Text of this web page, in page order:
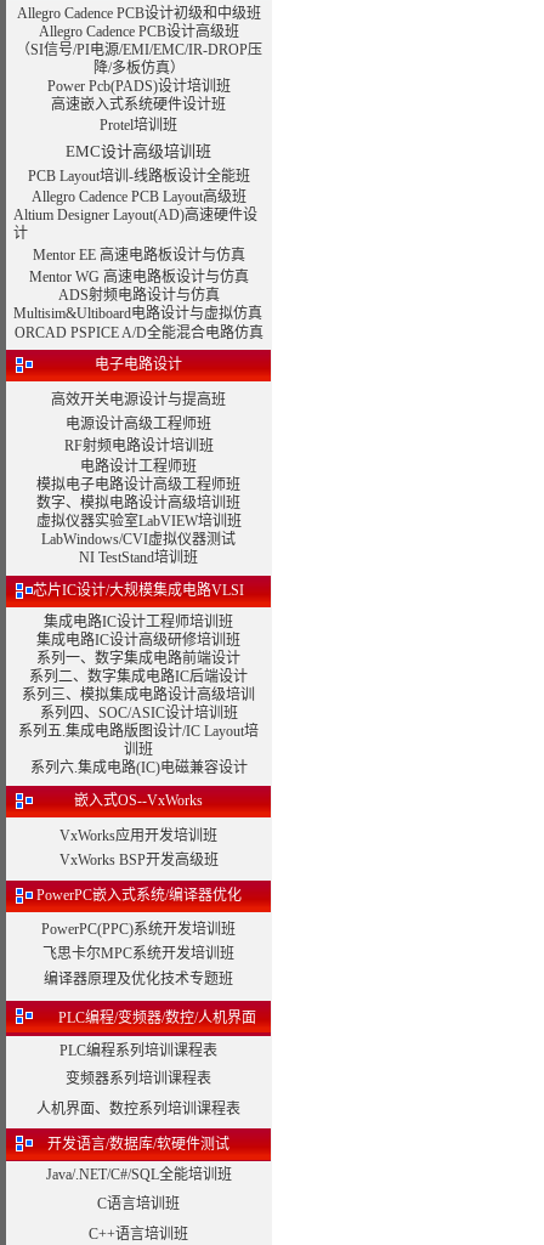
Allegro Cadence PCB设计初级和中级班
Allegro Cadence PCB设计高级班
（SI信号/PI电源/EMI/EMC/IR-DROP压
降/多板仿真）
Power Pcb(PADS)设计培训班
高速嵌入式系统硬件设计班
Protel培训班
EMC设计高级培训班
PCB Layout培训-线路板设计全能班
Allegro Cadence PCB Layout高级班
Altium Designer Layout(AD)高速硬件设
计
Mentor EE 高速电路板设计与仿真
Mentor WG 高速电路板设计与仿真
ADS射频电路设计与仿真
Multisim&Ultiboard电路设计与虚拟仿真
ORCAD PSPICE A/D全能混合电路仿真
电子电路设计
高效开关电源设计与提高班
电源设计高级工程师班
RF射频电路设计培训班
电路设计工程师班
模拟电子电路设计高级工程师班
数字、模拟电路设计高级培训班
虚拟仪器实验室LabVIEW培训班
LabWindows/CVI虚拟仪器测试
NI TestStand培训班
芯片IC设计/大规模集成电路VLSI
集成电路IC设计工程师培训班
集成电路IC设计高级研修培训班
系列一、数字集成电路前端设计
系列二、数字集成电路IC后端设计
系列三、模拟集成电路设计高级培训
系列四、SOC/ASIC设计培训班
系列五.集成电路版图设计/IC Layout培
训班
系列六.集成电路(IC)电磁兼容设计
嵌入式OS--VxWorks
VxWorks应用开发培训班
VxWorks BSP开发高级班
PowerPC嵌入式系统/编译器优化
PowerPC(PPC)系统开发培训班
飞思卡尔MPC系统开发培训班
编译器原理及优化技术专题班
PLC编程/变频器/数控/人机界面
PLC编程系列培训课程表
变频器系列培训课程表
人机界面、数控系列培训课程表
开发语言/数据库/软硬件测试
Java/.NET/C#/SQL全能培训班
C语言培训班
C++语言培训班